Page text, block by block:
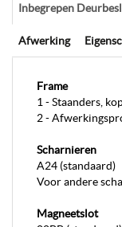
Inbegrepen
Afwerking
Frame
1 - Staanders,
2 -
Scharnieren
A24 (standaard)
Voor andere
Magneetslot